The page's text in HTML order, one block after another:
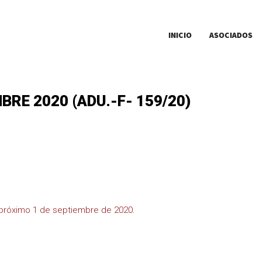
INICIO ASOCIADOS
2020 (ADU.-F- 159/20)
1 de septiembre de 2020.